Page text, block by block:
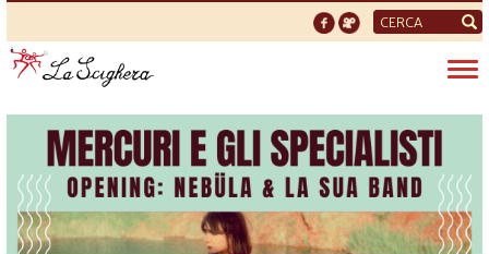
Form
di
ricerca